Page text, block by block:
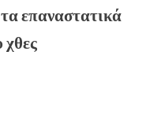
επαναστατικά